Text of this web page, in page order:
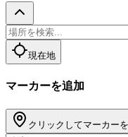
現在地
マーカーを追加
クリックしてマーカー